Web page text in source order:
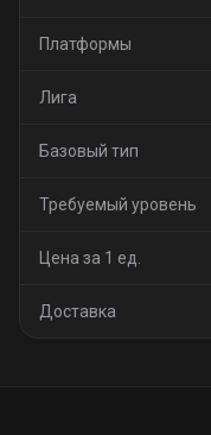
Платформы
Лига
Базовый тип
Требуемый уровень
Цена за 1 ед.
Доставка